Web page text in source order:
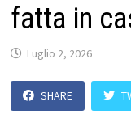
fatta in
Luglio 2, 2026
SHARE